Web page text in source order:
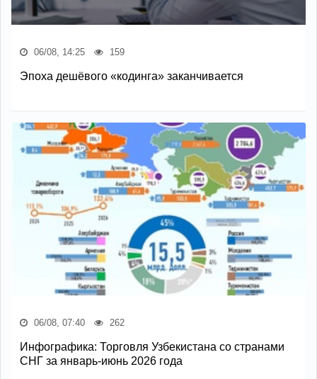
06/08, 14:25 159
Эпоха дешёвого «кодинга» заканчивается
06/08, 07:40 262
Инфографика: Торговля Узбекистана со странами
СНГ за январь-июнь 2026 года